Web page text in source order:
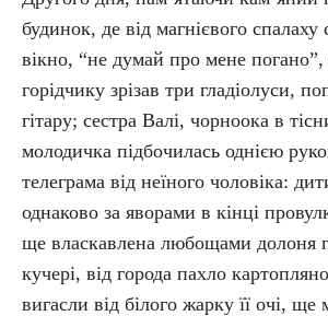
будинок, де від магнієвого спалаху
вікно, “не думай про мене погано”,
горідчику зрізав три гладіолуси,
гітару; сестра Валі, чорноока в
молодичка підбочилась однією
телеграма від неїного чоловіка:
однаково за яворами в кінці
ще власкавлена любощами долоня
кучері, від города пахло
вигасли від білого жарку її очі, ще